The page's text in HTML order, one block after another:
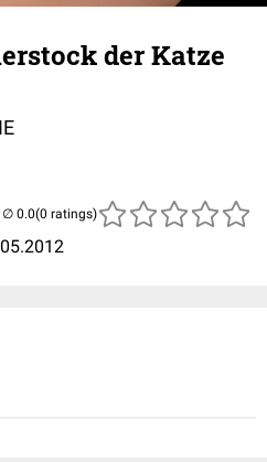
der Katze
(0 ratings)